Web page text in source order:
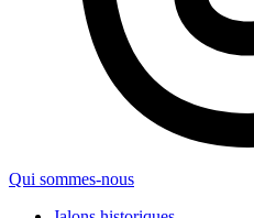
Qui sommes-nous